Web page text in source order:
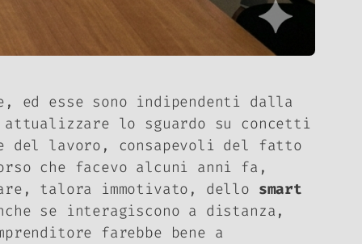
ed esse sono indipendenti dalla
lo sguardo su concetti
del lavoro, consapevoli del fatto
che facevo alcuni anni fa,
talora immotivato, dello smart
se interagiscono a distanza,
farebbe bene a